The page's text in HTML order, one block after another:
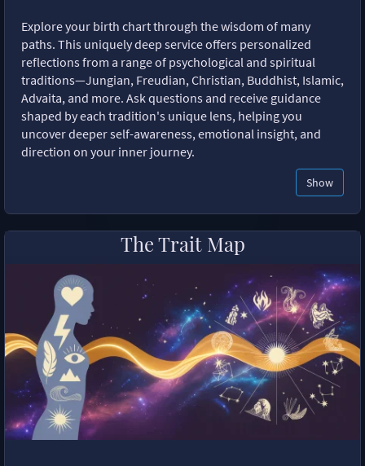
Explore your birth chart through the wisdom of many
paths. This uniquely deep service offers personalized
reflections from a range of psychological and spiritual
traditions—Jungian, Freudian, Christian, Buddhist, Islamic,
Advaita, and more. Ask questions and receive guidance
shaped by each tradition's unique lens, helping you
uncover deeper self-awareness, emotional insight, and
direction on your inner journey.
Show
The Trait Map